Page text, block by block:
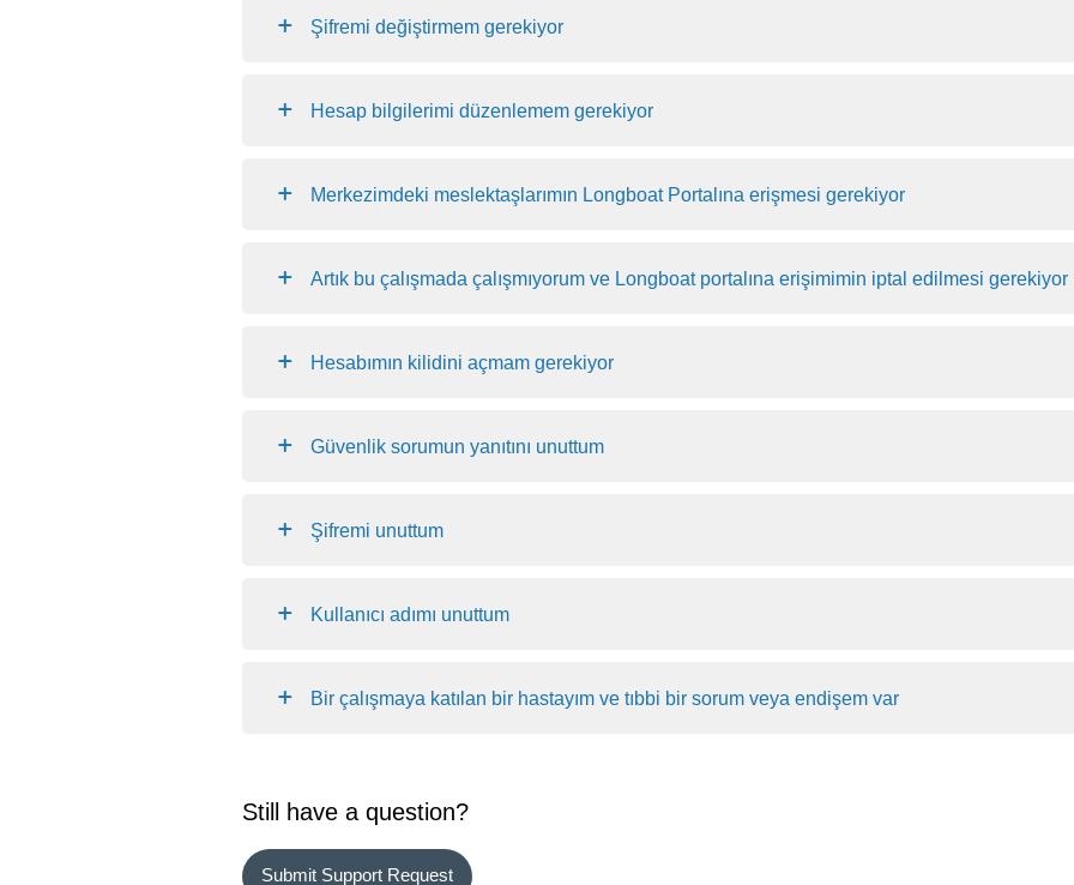
Şifremi değiştirmem gerekiyor
Hesap bilgilerimi düzenlemem gerekiyor
Merkezimdeki meslektaşlarımın Longboat Portalına erişmesi gerekiyor
Artık bu çalışmada çalışmıyorum ve Longboat portalına erişimimin iptal edilmesi gerekiyor
Hesabımın kilidini açmam gerekiyor
Güvenlik sorumun yanıtını unuttum
Şifremi unuttum
Kullanıcı adımı unuttum
Bir çalışmaya katılan bir hastayım ve tıbbi bir sorum veya endişem var
Still have a question?
Submit Support Request